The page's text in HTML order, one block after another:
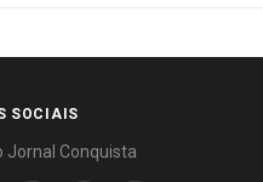
SOCIAIS
Jornal Conquista